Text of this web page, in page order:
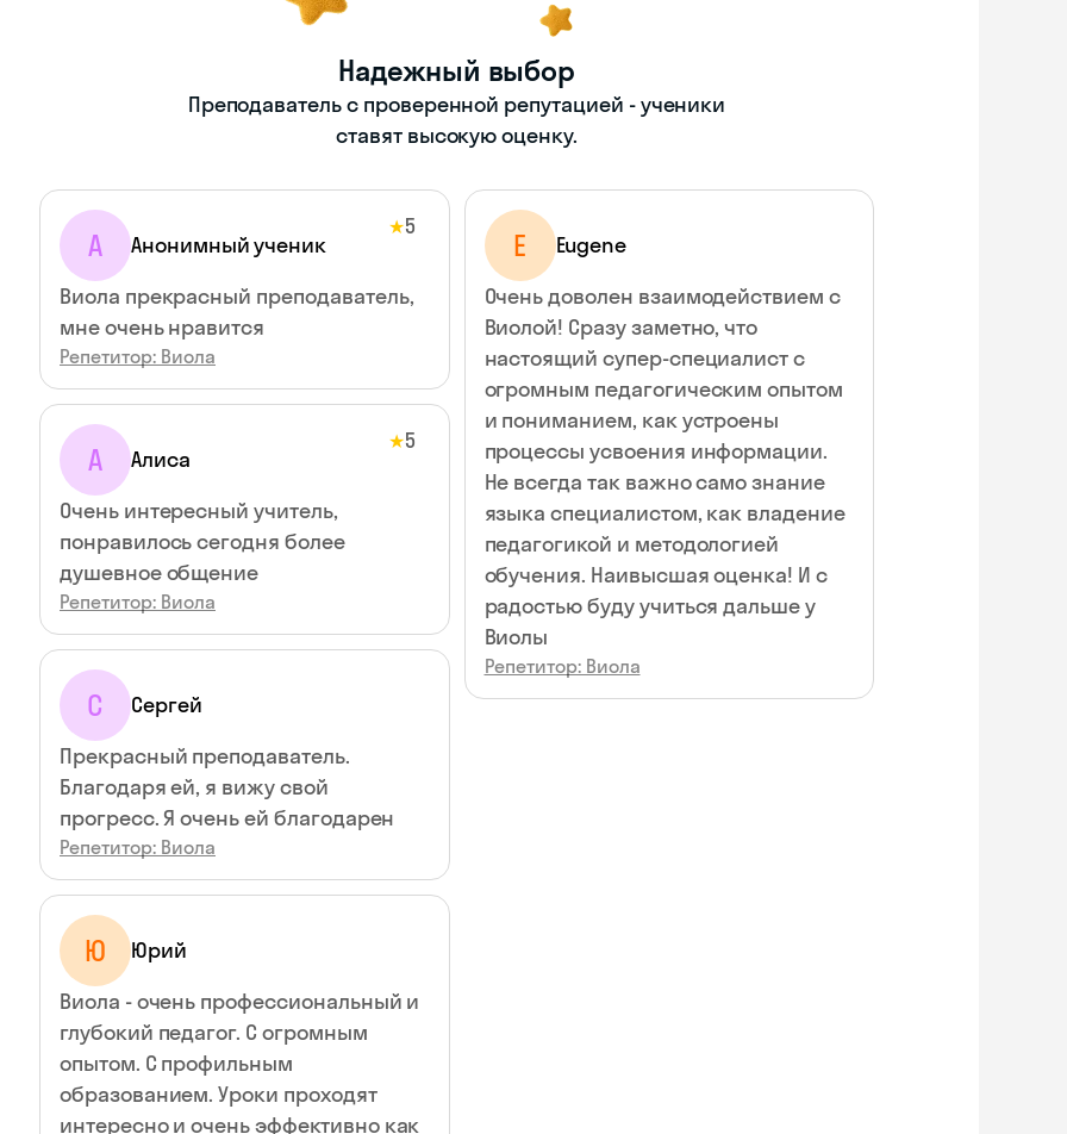
Надежный выбор
Преподаватель с проверенной репутацией - ученики
ставят высокую оценку.
А Анонимный ученик
★5
Виола прекрасный преподаватель,
мне очень нравится
Репетитор: Виола
А Алиса
★5
Очень интересный учитель,
понравилось сегодня более
душевное общение
Репетитор: Виола
С
Сергей
Прекрасный преподаватель.
Благодаря ей, я вижу свой
прогресс. Я очень ей благодарен
Репетитор: Виола
Ю
Юрий
Виола - очень профессиональный и
глубокий педагог. С огромным
опытом. С профильным
образованием. Уроки проходят
интересно и очень эффективно как
E
Eugene
Очень доволен взаимодействием с
Виолой! Сразу заметно, что
настоящий супер-специалист с
огромным педагогическим опытом
и пониманием, как устроены
процессы усвоения информации.
Не всегда так важно само знание
языка специалистом, как владение
педагогикой и методологией
обучения. Наивысшая оценка! И с
радостью буду учиться дальше у
Виолы
Репетитор: Виола